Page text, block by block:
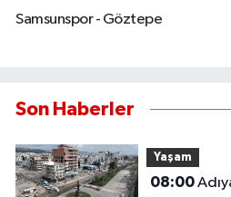
Samsunspor - Göztepe
Son Haberler
Yaşam
08:00Adıyaman Kavrulacak!